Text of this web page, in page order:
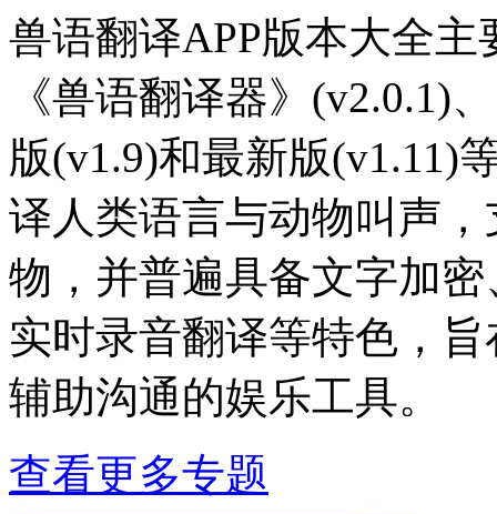
兽语翻译APP版本大全
《兽语翻译器》(v2.0.1)
版(v1.9)和最新版(v1.11)
译人类语言与动物叫声
物，并普遍具备文字加
实时录音翻译等特色，
辅助沟通的娱乐工具。
查看更多专题